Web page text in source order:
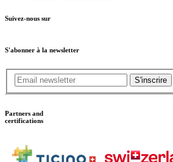
Suivez-nous sur
S'abonner à la newsletter
S'inscrire
Partners and
certifications